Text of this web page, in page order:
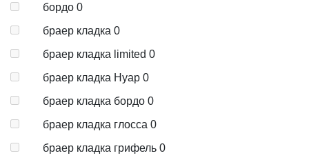
бордо 0
браер кладка 0
браер кладка limited 0
браер кладка Нуар 0
браер кладка бордо 0
браер кладка глосса 0
браер кладка грифель 0